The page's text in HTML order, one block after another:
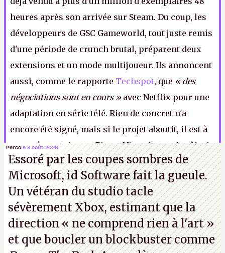
heures après son arrivée sur Steam. Du coup, les
développeurs de GSC Gameworld, tout juste remis
d'une période de crunch brutal, préparent deux
extensions et un mode multijoueur. Ils annoncent
aussi, comme le rapporte Techspot, que « des
négociations sont en cours »avec Netflix pour une
adaptation en série télé. Rien de concret n'a
encore été signé, mais si le projet aboutit, il est à
peu près certain que Pierre Niney jouera le rôle du
réacteur numéro 4.A.
Percole 8 août 2026
Essoré par les coupes sombres de
Microsoft, id Software fait la gueule.
Un vétéran du studiotacle
sévèrement Xbox, estimant que la
direction« ne comprend rien à l'art »
et que boucler un blockbuster comme